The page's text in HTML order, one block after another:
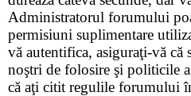
Administratorul forumului
permisiuni suplimentare
vă autentifica, asiguraţi-vă
noştri de folosire şi politicile
că aţi citit regulile forumului